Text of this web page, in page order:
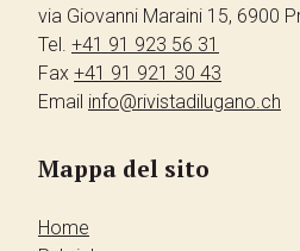
via Giovanni Maraini 15, 6900
Tel. +41 91 923 56 31
Fax +41 91 921 30 43
Email info@rivistadilugano.ch
Mappa del sito
Home